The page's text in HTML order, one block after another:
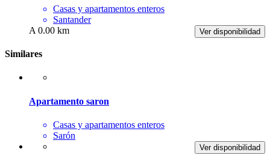
Casas y apartamentos enteros
Santander
Ver disponibilidad
A 0.00 km
Similares
Apartamento saron
Casas y apartamentos enteros
Sarón
Ver disponibilidad